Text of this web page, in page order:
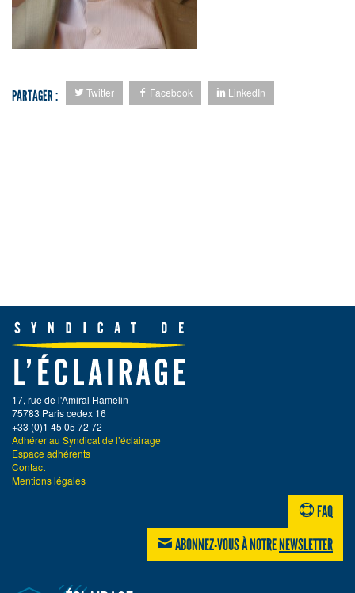
PARTAGER : Twitter Facebook LinkedIn
17, rue de l'Amiral Hamelin
75783 Paris cedex 16
+33 (0)1 45 05 72 72
Adhérer au Syndicat de l’éclairage
Espace adhérents
Contact
Mentions légales
FAQ
ABONNEZ-VOUS À NOTRENEWSLETTER